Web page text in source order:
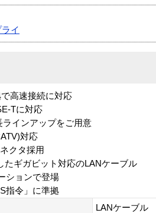
イ
高速接続に対応
Tに対応
インアップをご用意
対応
クタ採用
ギガビット対応のLANケーブル
ションで登場
指令」に準拠
LANケーブル